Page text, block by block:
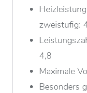
zweistufig:
4,8
Maximale
Besonders